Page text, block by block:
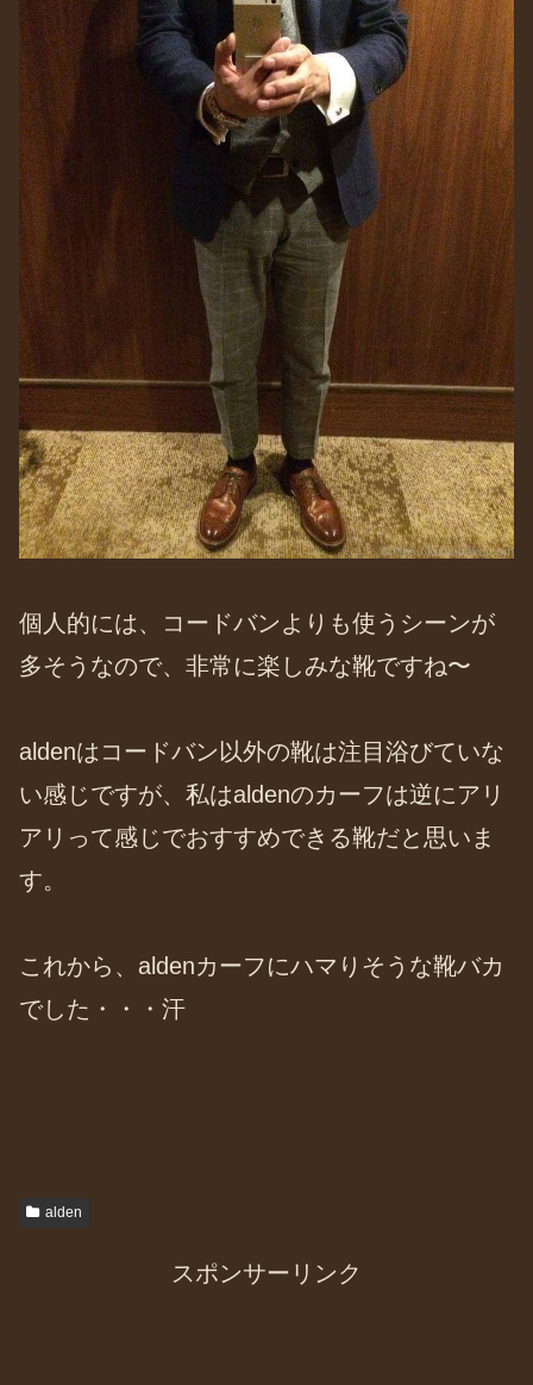
個人的には、コードバンよりも使うシーンが
多そうなので、非常に楽しみな靴ですね〜
aldenはコードバン以外の靴は注目浴びていな
い感じですが、私はaldenのカーフは逆にアリ
アリって感じでおすすめできる靴だと思いま
す。
これから、aldenカーフにハマりそうな靴バカ
でした・・・汗
alden
スポンサーリンク